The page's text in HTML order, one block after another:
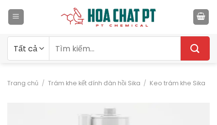
qua
kiếm:
Trang chủ / Trám khe kết dính đàn hồi Sika / Keo trám khe Sika